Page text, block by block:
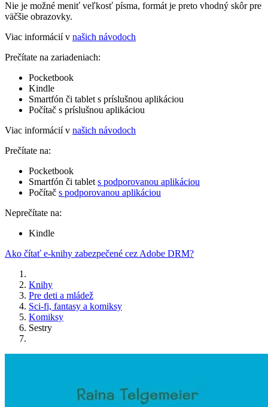
Nie je možné meniť veľkosť písma, formát je preto vhodný skôr pre
väčšie obrazovky.
Viac informácií v našich návodoch
Prečítate na zariadeniach:
Pocketbook
Kindle
Smartfón či tablet s príslušnou aplikáciou
Počítač s príslušnou aplikáciou
Viac informácií v našich návodoch
Prečítate na:
Pocketbook
Smartfón či tablet s podporovanou aplikáciou
Počítač s podporovanou aplikáciou
Neprečítate na:
Kindle
Ako čítať e-knihy zabezpečené cez Adobe DRM?
Knihy
Pre deti a mládež
Sci-fi, fantasy a komiksy
Komiksy
Sestry